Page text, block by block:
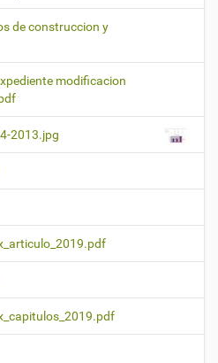
de construccion y
modificacion
2013.jpg